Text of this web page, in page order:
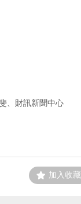
、財訊新聞中心
加入收藏